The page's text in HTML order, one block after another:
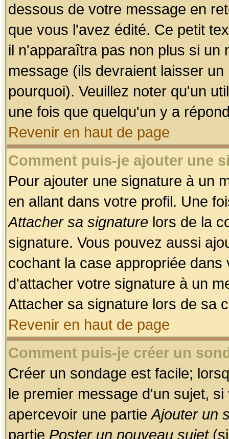
dessous de votre message en
que vous l'avez édité. Ce petit
il n'apparaîtra pas non plus si un
message (ils devraient laisser
pourquoi). Veuillez noter qu'un
une fois que quelqu'un y a
Revenir en haut de page
Comment puis-je ajouter une
Pour ajouter une signature à un
en allant dans votre profil. Une
Attacher sa signature lors de la
signature. Vous pouvez aussi
cochant la case appropriée
d'attacher votre signature à un
Attacher sa signature lors de sa
Revenir en haut de page
Comment puis-je créer un
Créer un sondage est facile;
le premier message d'un sujet,
apercevoir une partieAjouter un
partie Poster un nouveau sujet(si